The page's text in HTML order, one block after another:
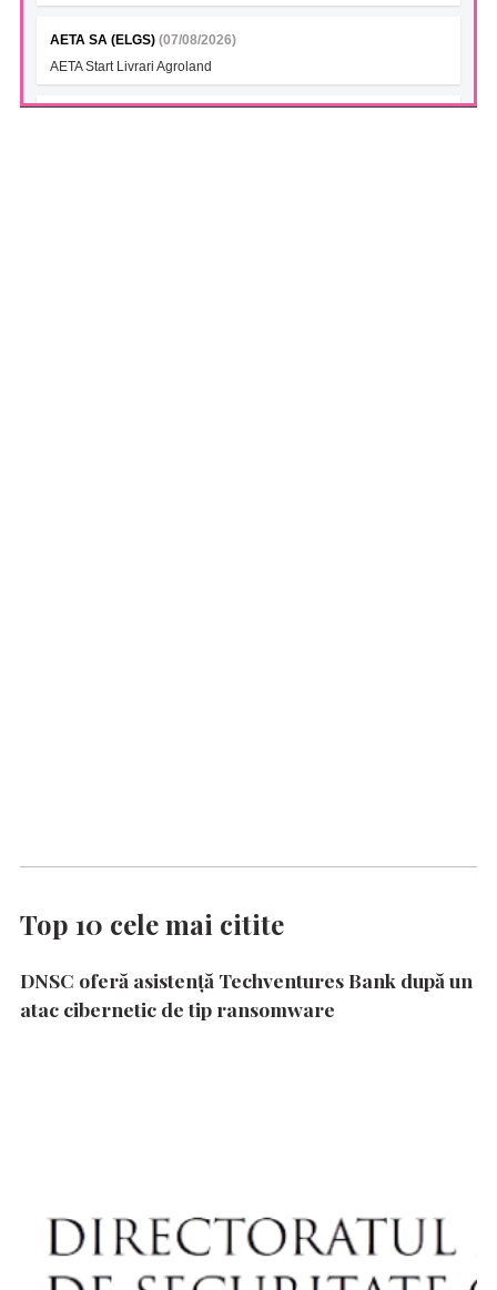
AETA SA (ELGS) (07/08/2026)
AETA Start Livrari Agroland
Top 10 cele mai citite
DNSC oferă asistență Techventures Bank după un
atac cibernetic de tip ransomware